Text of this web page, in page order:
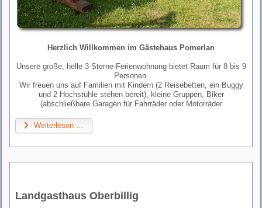
Herzlich Willkommen im Gästehaus Pomerlan
Unsere große, helle 3-Sterne-Ferienwohnung bietet Raum für 8 bis 9
Personen.
Wir freuen uns auf Familien mit Kindern (2 Reisebetten, ein Buggy
und 2 Hochstühle stehen bereit), kleine Gruppen, Biker
(abschließbare Garagen für Fahrräder oder Motorräder
Weiterlesen …
Landgasthaus Oberbillig